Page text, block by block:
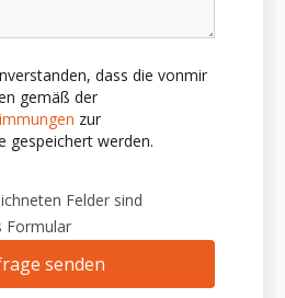
dass die vonmir
gemäß der
zur
gespeichert werden.
Felder sind
Formular
senden